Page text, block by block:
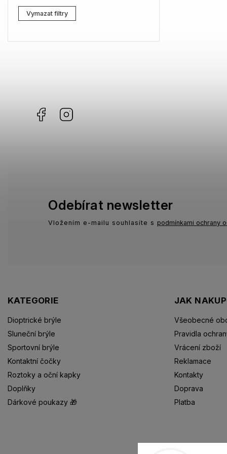
Lacoste
Marc Jacobs
Vymazat filtry
Facebook
KATEGORIE
Dioptrické brýle
Sluneční brýle
Sportovní brýle
Kontaktní čočky
Roztoky a oční kapky
Doplňky
Dárkové poukazy 🎁
JAK
Všeobecné
Pravidla
Vrácení zboží
Reklamace
Kontakty
Doprava
Platba
Odebírat newsletter
Vložením e-mailu souhlasíte s podmínkami ochrany